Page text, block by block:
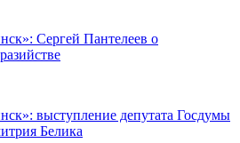
Сергей Пантелеев о
выступление депутата Госдумы
Белика